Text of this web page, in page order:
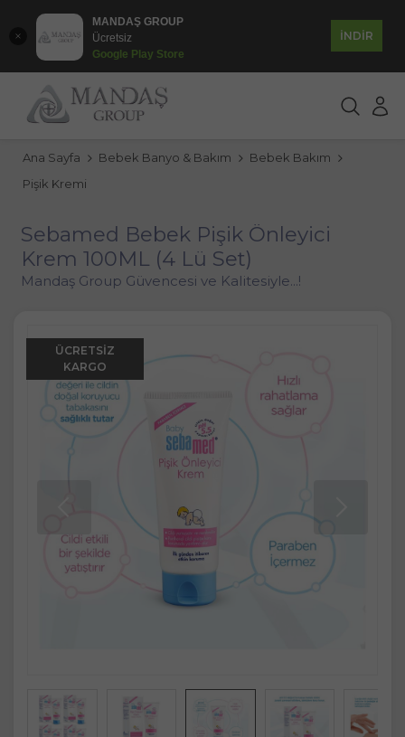
MANDAŞ GROUP
Ücretsiz
Google Play Store
İNDİR
Ana Sayfa Bebek Banyo & Bakım
Bebek Bakım
Pişik Kremi
Sebamed Bebek Pişik Önleyici
Krem 100ML (4 Lü Set)
Mandaş Group Güvencesi ve Kalitesiyle...!
ÜCRETSIZ
KARGO